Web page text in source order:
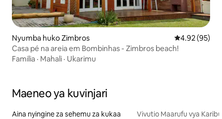
Nyumba huko Zimbros Ukadiriaji wa
4.92 (95)
Casa pé na areia em Bombinhas - Zimbros beach!
Familia · Mahali · Ukarimu
Maeneo ya kuvinjari
Aina nyingine za sehemu za kukaa Vivutio Maarufu vya Karibu